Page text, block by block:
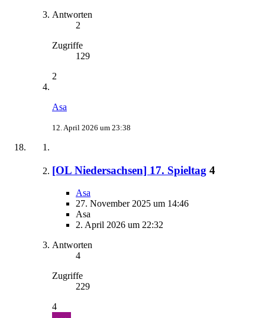
Antworten
2
Zugriffe
129
2
Asa
12. April 2026 um 23:38
[OL Niedersachsen] 17. Spieltag 4
Asa
27. November 2025 um 14:46
Asa
2. April 2026 um 22:32
Antworten
4
Zugriffe
229
4